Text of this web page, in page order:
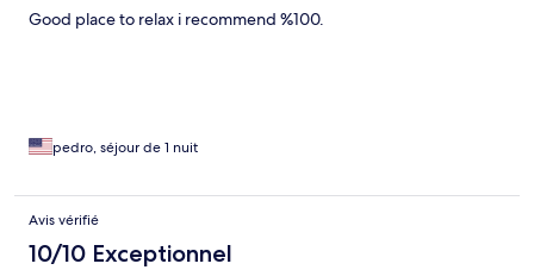
Good place to relax i recommend %100.
pedro, séjour de 1 nuit
Avis vérifié
10/10 Exceptionnel